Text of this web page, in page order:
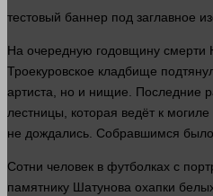
тестовый баннер под заглавное
На очередную годовщину смерти
Троекуровское кладбище
артиста, но и нищие. Последние
лестницы, которая ведёт к
не дождались. Собравшимся было
Сотни человек в футболках с
памятнику Шатунова охапки